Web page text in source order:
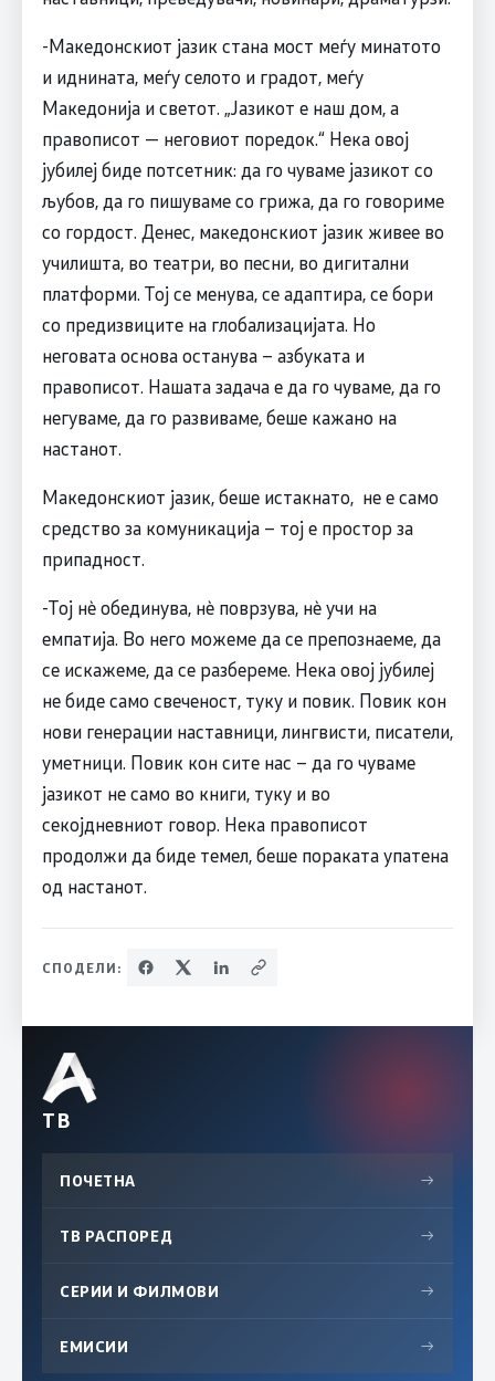
-Македонскиот јазик стана мост меѓу минатото
и иднината, меѓу селото и градот, меѓу
Македонија и светот. „Јазикот е наш дом, а
правописот — неговиот поредок.“ Нека овој
јубилеј биде потсетник: да го чуваме јазикот со
љубов, да го пишуваме со грижа, да го говориме
со гордост. Денес, македонскиот јазик живее во
училишта, во театри, во песни, во дигитални
платформи. Тој се менува, се адаптира, се бори
со предизвиците на глобализацијата. Но
неговата основа останува – азбуката и
правописот. Нашата задача е да го чуваме, да го
негуваме, да го развиваме, беше кажано на
настанот.
Македонскиот јазик, беше истакнато, не е само
средство за комуникација – тој е простор за
припадност.
-Тој нè обединува, нè поврзува, нè учи на
емпатија. Во него можеме да се препознаеме, да
се искажеме, да се разбереме. Нека овој јубилеј
не биде само свеченост, туку и повик. Повик кон
нови генерации наставници, лингвисти, писатели,
уметници. Повик кон сите нас – да го чуваме
јазикот не само во книги, туку и во
секојдневниот говор. Нека правописот
продолжи да биде темел, беше пораката упатена
од настанот.
СПОДЕЛИ:
ТВ
ПОЧЕТНА →
ТВ РАСПОРЕД →
СЕРИИ И ФИЛМОВИ →
ЕМИСИИ →